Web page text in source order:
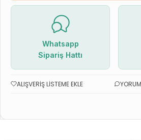
Whatsapp
Sipariş Hattı
ALIŞVERIŞ LISTEME EKLE